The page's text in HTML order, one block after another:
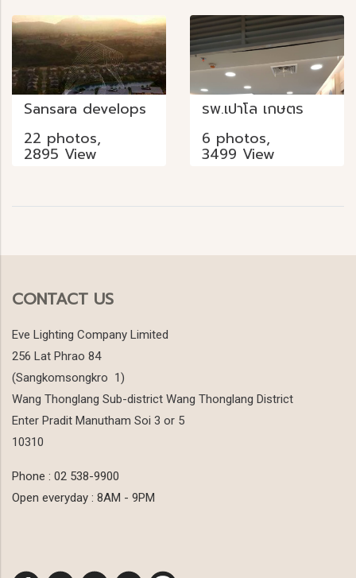
Sansara develops
22 photos,
2895 View
รพ.เปาโล เกษตร
6 photos,
3499 View
CONTACT US
Eve Lighting Company Limited
256 Lat Phrao 84
(Sangkomsongkro 1)
Wang Thonglang Sub-district Wang Thonglang District
Enter Pradit Manutham Soi 3 or 5
10310
Phone : 02 538-9900
Open everyday : 8AM - 9PM